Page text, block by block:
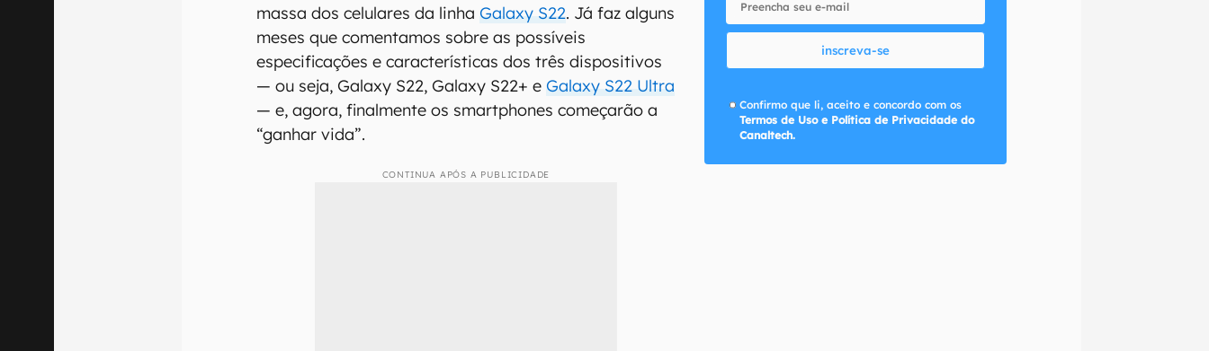
massa dos celulares da linhaGalaxy S22. Já faz alguns
meses que comentamos sobre as possíveis
especificações e características dos três dispositivos
— ou seja, Galaxy S22, Galaxy S22+ eGalaxy S22 Ultra
— e, agora, finalmente os smartphones começarão a
“ganhar vida”.
CONTINUA APÓS A PUBLICIDADE
inscreva-se
Confirmo que li, aceito e concordo com os
Termos de Uso e Política de Privacidade do
Canaltech.